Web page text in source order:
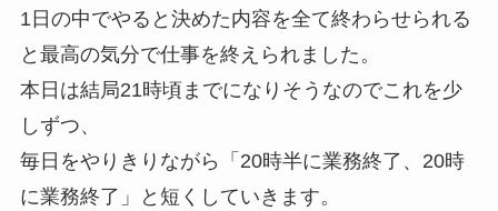
1日の中でやると決めた内容を全て終わらせられる
と最高の気分で仕事を終えられました。
本日は結局21時頃までになりそうなのでこれを少
しずつ、
毎日をやりきりながら「20時半に業務終了、20時
に業務終了」と短くしていきます。